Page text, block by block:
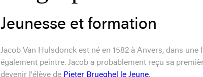
Jeunesse et formation
Jacob Van Hulsdonck est né en 1582 à Anvers, dans
également peintre. Jacob a probablement reçu sa
devenir l'élève de Pieter Brueghel le Jeune.